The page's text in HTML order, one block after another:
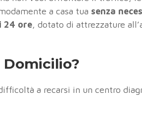
a casa tua senza
24 ore, dotato di attrezzature
Domicilio?
a recarsi in un centro